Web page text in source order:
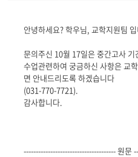
게
글
본
문
안녕하세요? 학우님, 교학지원팀 입
문의주신 10월 17일은 중간고사 기
수업관련하여 궁금하신 사항은 교
면 안내드리도록 하겠습니다
(031-770-7721).
감사합니다.
-------------------------------------- 원문